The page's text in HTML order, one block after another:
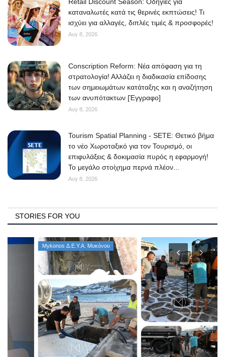
καταναλωτές κατά τις θερινές εκπτώσεις! Τι
ισχύει για αλλαγές, διπλές τιμές & προσφορές!
Αυγ 8, 2026
Conscription Reform: Νέα απόφαση για τη
στρατολογία! Αλλάζει η διαδικασία επίδοσης
των σημειωμάτων κατάταξης και η αναζήτηση
των ανυπότακτων [Έγγραφο]
Αυγ 8, 2026
Tourism Spatial Planning - SETE: Θετικό βήμα
το νέο Χωροταξικό για τον Τουρισμό, οι
επιφυλάξεις & δοκιμασία πυρός η εφαρμογή!
Το μεγάλο στοίχημα περνά πλέον...
Αυγ 8, 2026
STORIES FOR YOU
Mykonos Δ.Ε.Υ.Α. Μυκόνου